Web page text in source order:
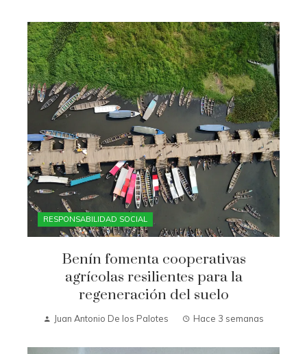
RESPONSABILIDAD SOCIAL
Benín fomenta cooperativas
agrícolas resilientes para la
regeneración del suelo
Juan Antonio De los Palotes Hace 3 semanas